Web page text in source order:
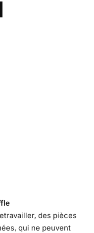
des pièces
qui ne peuvent